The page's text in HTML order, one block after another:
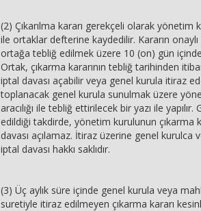
(2) Çıkarılma kararı gerekçeli olarak
ile ortaklar defterine kaydedilir. Kararın onaylı
ortağa tebliğ edilmek üzere 10 (on) gün
Ortak, çıkarma kararının tebliğ tarihinden
iptal davası açabilir veya genel kurula itiraz
toplanacak genel kurula sunulmak üzere
aracılığı ile tebliğ ettirilecek bir yazı ile
edildiği takdirde, yönetim kurulunun çıkarma
davası açılamaz. İtiraz üzerine genel kurulca
iptal davası hakkı saklıdır.
(3) Üç aylık süre içinde genel kurula veya
suretiyle itiraz edilmeyen çıkarma kararı